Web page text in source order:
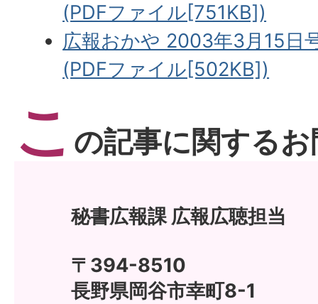
(PDFファイル[751KB])
広報おかや 2003年3月15日
(PDFファイル[502KB])
こ の記事に関する
秘書広報課 広報広聴担当
〒394-8510
長野県岡谷市幸町8-1